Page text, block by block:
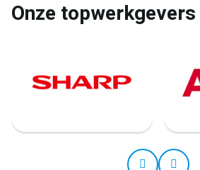
Onze topwerkgevers